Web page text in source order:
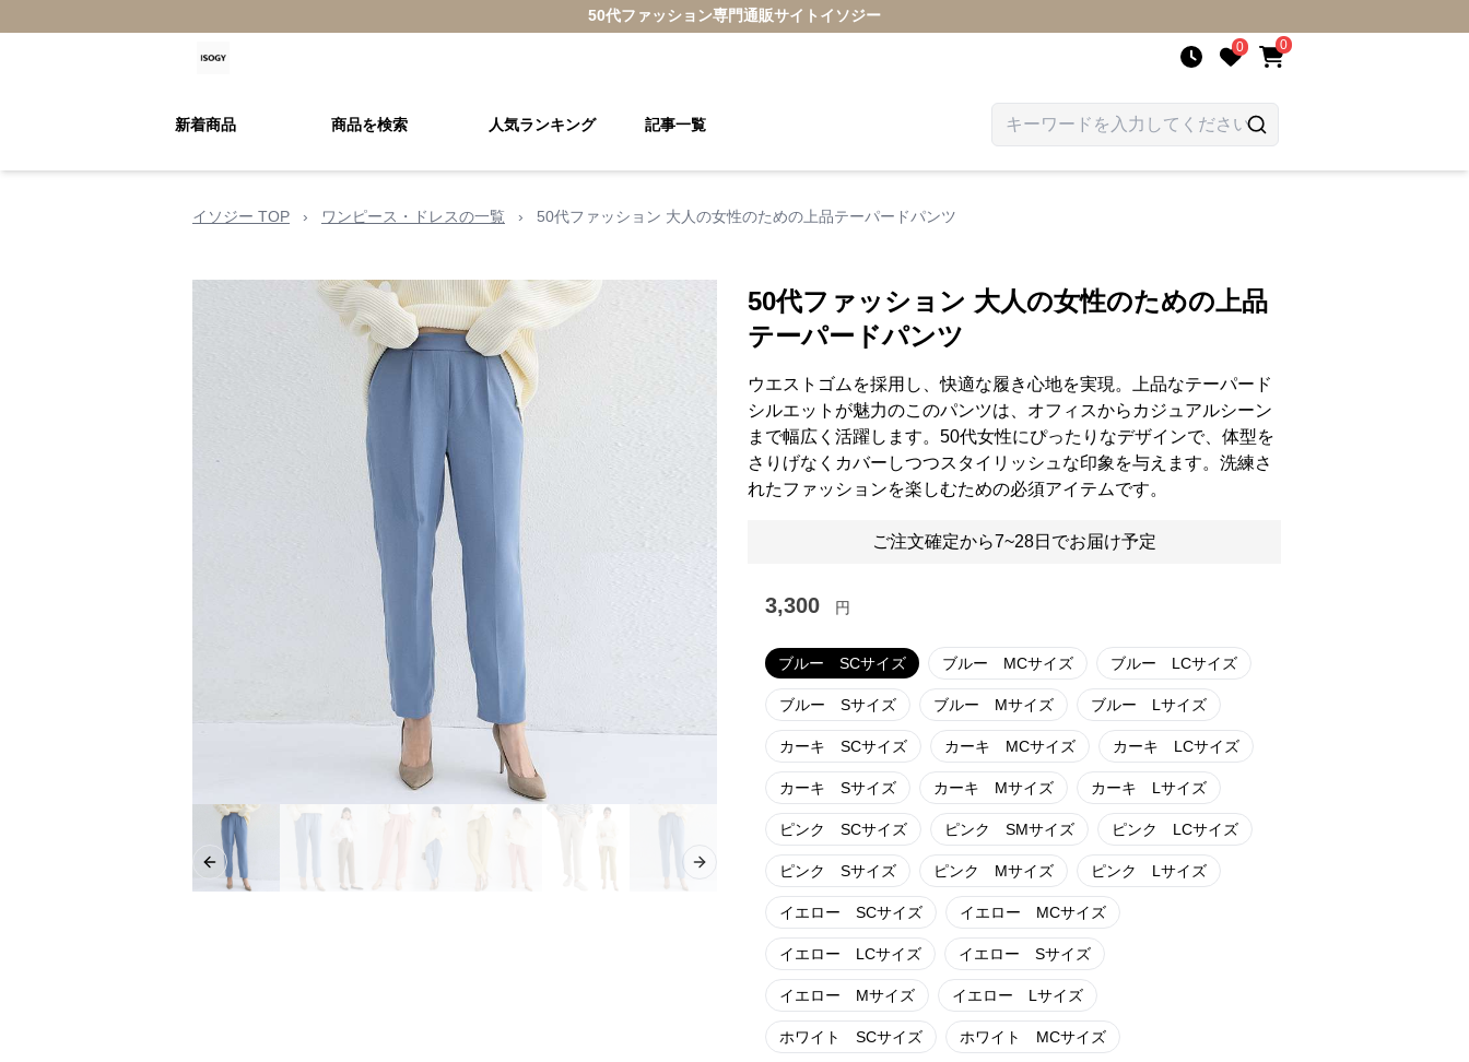
50代ファッション専門通販サイト イソジー
0 0
新着商品 商品を検索 人気ランキング 記事一覧
イソジー TOP › ワンピース・ドレスの一覧 › 50代ファッション 大人の女性のための上品テーパードパンツ
Previous slide Next slide
50代ファッション 大人の女性のための上品
テーパードパンツ
ウエストゴムを採用し、快適な履き心地を実現。上品なテーパード
シルエットが魅力のこのパンツは、オフィスからカジュアルシーン
まで幅広く活躍します。50代女性にぴったりなデザインで、体型を
さりげなくカバーしつつスタイリッシュな印象を与えます。洗練さ
れたファッションを楽しむための必須アイテムです。
ご注文確定から7~28日でお届け予定
3,300 円
ブルー SCサイズ ブルー MCサイズ ブルー LCサイズ
ブルー Sサイズ ブルー Mサイズ ブルー Lサイズ
カーキ SCサイズ カーキ MCサイズ カーキ LCサイズ
カーキ Sサイズ カーキ Mサイズ カーキ Lサイズ
ピンク SCサイズ ピンク SMサイズ ピンク LCサイズ
ピンク Sサイズ ピンク Mサイズ ピンク Lサイズ
イエロー SCサイズ イエロー MCサイズ
イエロー LCサイズ イエロー Sサイズ
イエロー Mサイズ イエロー Lサイズ
ホワイト SCサイズ ホワイト MCサイズ